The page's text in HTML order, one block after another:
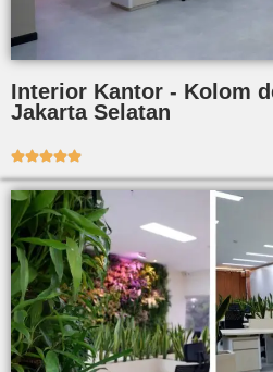
Interior Kantor - Kolom
Jakarta Selatan
